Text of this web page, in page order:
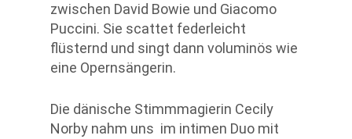
zwischen David Bowie und Giacomo
Puccini. Sie scattet federleicht
flüsternd und singt dann voluminös wie
eine Opernsängerin.
Die dänische Stimmmagierin Cecily
Norby nahm uns im intimen Duo mit